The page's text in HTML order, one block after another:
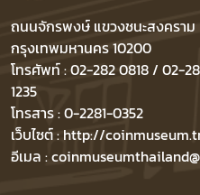
ถนนจักรพงษ์ แขวงชนะสงคราม
กรุงเทพมหานคร 10200
โทรศัพท์ : 02-282 0818 / 02-
1235
โทรสาร : 0-2281-0352
เว็บไซต์ : http://
อีเมล :